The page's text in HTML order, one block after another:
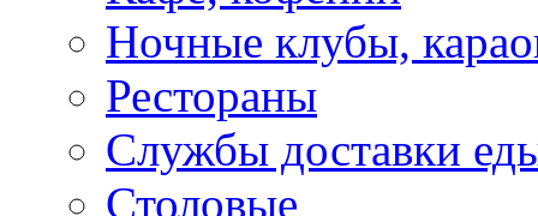
Ночные клубы,
Рестораны
Службы доставки
Столовые